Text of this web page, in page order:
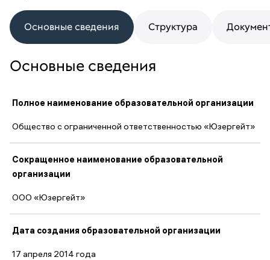
Основные сведения Структура
Основные сведения
Полное наименование образовательной организации
Общество с ограниченной ответственностью «Юзергейт»
Сокращенное наименование образовательной
организации
ООО «Юзергейт»
Дата создания образовательной организации
17 апреля 2014 года